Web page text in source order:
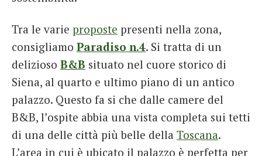
Tra le varie proposte presenti nella zona,
consigliamo Paradiso n.4. Si tratta di un
delizioso B&B situato nel cuore storico di
Siena, al quarto e ultimo piano di un antico
palazzo. Questo fa si che dalle camere del
B&B, l’ospite abbia una vista completa sui tetti
di una delle città più belle della Toscana.
L’area in cui è ubicato il palazzo è perfetta per